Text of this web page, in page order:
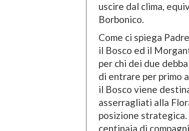
uscire dal clima,
Borbonico.
Come ci spiega
il Bosco ed il
per chi dei due
di entrare per primo
il Bosco viene
asserragliati alla
posizione
centinaia di